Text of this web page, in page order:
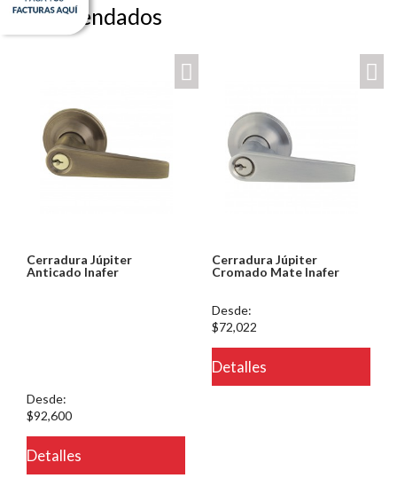
Recomendados
Cerradura Júpiter
Anticado Inafer
/PageGearCloud/www/html/es/dominios/ferreinox.pagegear.co/
Desde:
$92,600
Detalles
Cerradura Júpiter
Cromado Mate Inafer
Desde:
$72,022
Detalles